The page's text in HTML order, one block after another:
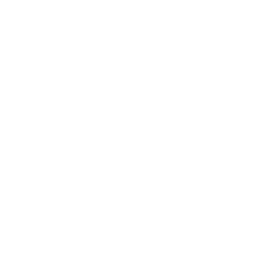
Alcohol, Acacia Senegal Gum, Phenoxyethanol,
CI 74160.
vermijden.